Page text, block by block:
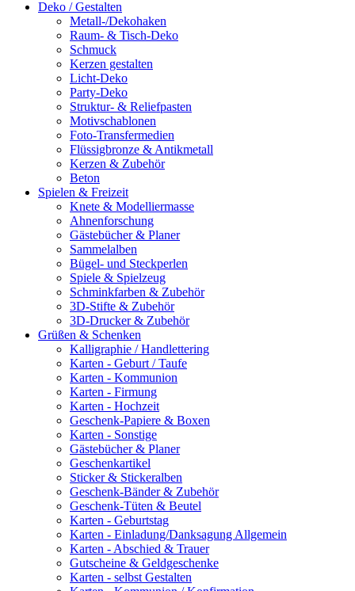
Deko / Gestalten
Metall-/Dekohaken
Raum- & Tisch-Deko
Schmuck
Kerzen gestalten
Licht-Deko
Party-Deko
Struktur- & Reliefpasten
Motivschablonen
Foto-Transfermedien
Flüssigbronze & Antikmetall
Kerzen & Zubehör
Beton
Spielen & Freizeit
Knete & Modelliermasse
Ahnenforschung
Gästebücher & Planer
Sammelalben
Bügel- und Steckperlen
Spiele & Spielzeug
Schminkfarben & Zubehör
3D-Stifte & Zubehör
3D-Drucker & Zubehör
Grüßen & Schenken
Kalligraphie / Handlettering
Karten - Geburt / Taufe
Karten - Kommunion
Karten - Firmung
Karten - Hochzeit
Geschenk-Papiere & Boxen
Karten - Sonstige
Gästebücher & Planer
Geschenkartikel
Sticker & Stickeralben
Geschenk-Bänder & Zubehör
Geschenk-Tüten & Beutel
Karten - Geburtstag
Karten - Einladung/Danksagung Allgemein
Karten - Abschied & Trauer
Gutscheine & Geldgeschenke
Karten - selbst Gestalten